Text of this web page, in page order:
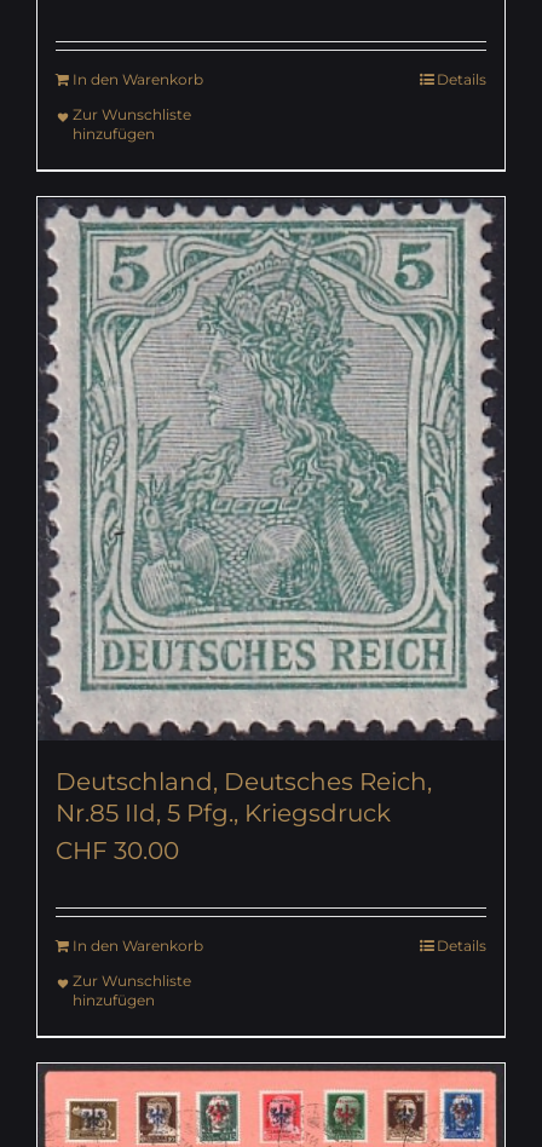
In den Warenkorb
Details
Zur Wunschliste
hinzufügen
Deutschland, Deutsches Reich,
Nr.85 IId, 5 Pfg., Kriegsdruck
CHF 30.00
In den Warenkorb
Details
Zur Wunschliste
hinzufügen